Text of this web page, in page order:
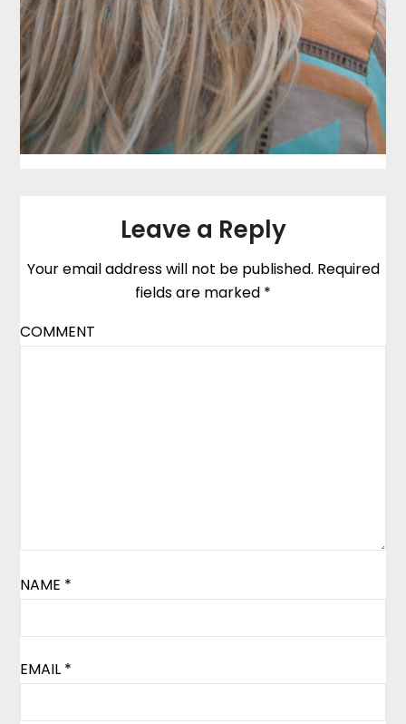
Leave a Reply
Your email address will not be published. Required
fields are marked *
COMMENT
NAME *
EMAIL *